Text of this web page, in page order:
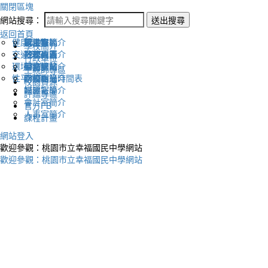
關閉區塊
網站搜尋：
送出搜尋
返回首頁
學校簡介
認識幸福
地理位置
英文網站
幸福相簿
媒體報導
行政單位
校長室簡介
教務處簡介
學務處簡介
總務處簡介
輔導室簡介
會計室簡介
人事室簡介
生親師專區
新生專區
升學專區
圖書館藏
學校作息時間表
校園資源
電子報
下載列表
評鑑專區
健康促進
交通安全
環境教育
性平教育
官方FB
課程計畫
網站登入
歡迎參觀：桃園市立幸福國民中學網站
歡迎參觀：桃園市立幸福國民中學網站